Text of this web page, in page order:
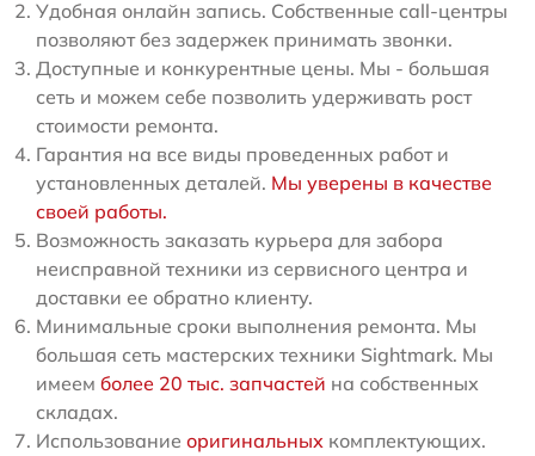
Удобная онлайн запись. Собственные call-центры
позволяют без задержек принимать звонки.
Доступные и конкурентные цены. Мы - большая
сеть и можем себе позволить удерживать рост
стоимости ремонта.
Гарантия на все виды проведенных работ и
установленных деталей. Мы уверены в качестве
своей работы.
Возможность заказать курьера для забора
неисправной техники из сервисного центра и
доставки ее обратно клиенту.
Минимальные сроки выполнения ремонта. Мы
большая сеть мастерских техники Sightmark. Мы
имеем более 20 тыс. запчастей на собственных
складах.
Использование оригинальных комплектующих.